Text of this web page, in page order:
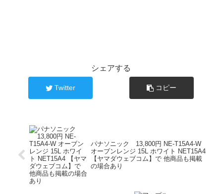
シェアする
Twitter コピー
パナソニック 13,800円 NE-T15A4-W
オーブンレンジ 15L ホワイト NET15A4
【ヤマダウェブコム】で 他商品も掲載
の場合あり